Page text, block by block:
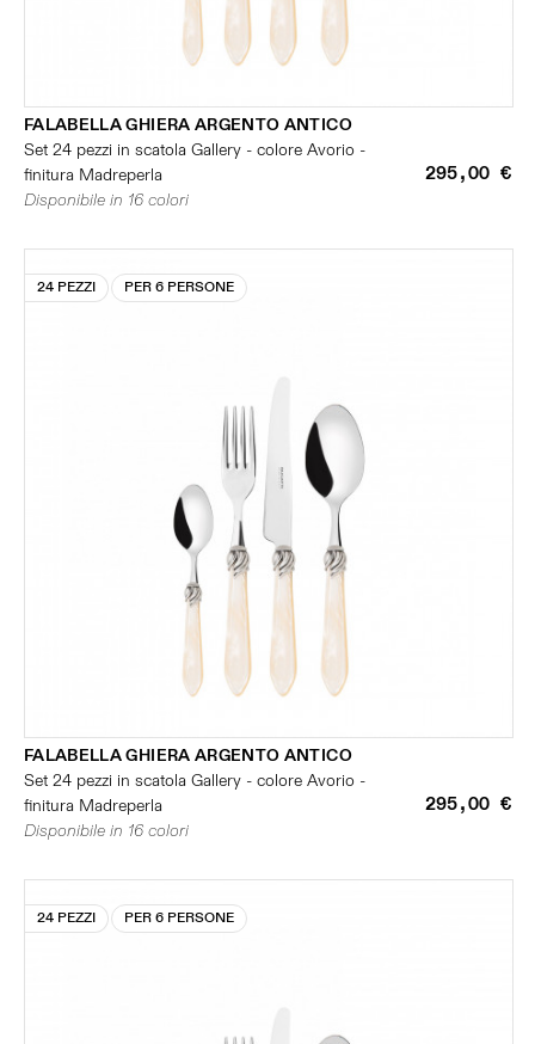
FALABELLA GHIERA ARGENTO ANTICO
Set 24 pezzi in scatola Gallery - colore Avorio -
finitura Madreperla
295,00 €
Disponibile in 16 colori
24 PEZZI PER 6 PERSONE
FALABELLA GHIERA ARGENTO ANTICO
Set 24 pezzi in scatola Gallery - colore Avorio -
finitura Madreperla
295,00 €
Disponibile in 16 colori
24 PEZZI PER 6 PERSONE